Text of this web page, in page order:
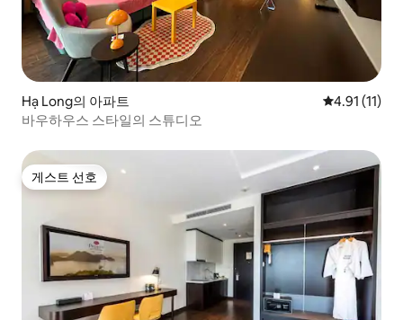
Hạ Long의 아파트 평점 4.91점
4.91 (11)
바우하우스 스타일의 스튜디오
게스트 선호
게스트 선호